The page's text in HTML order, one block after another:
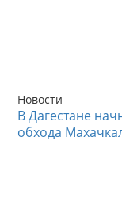
Новости
В Дагестане
обхода